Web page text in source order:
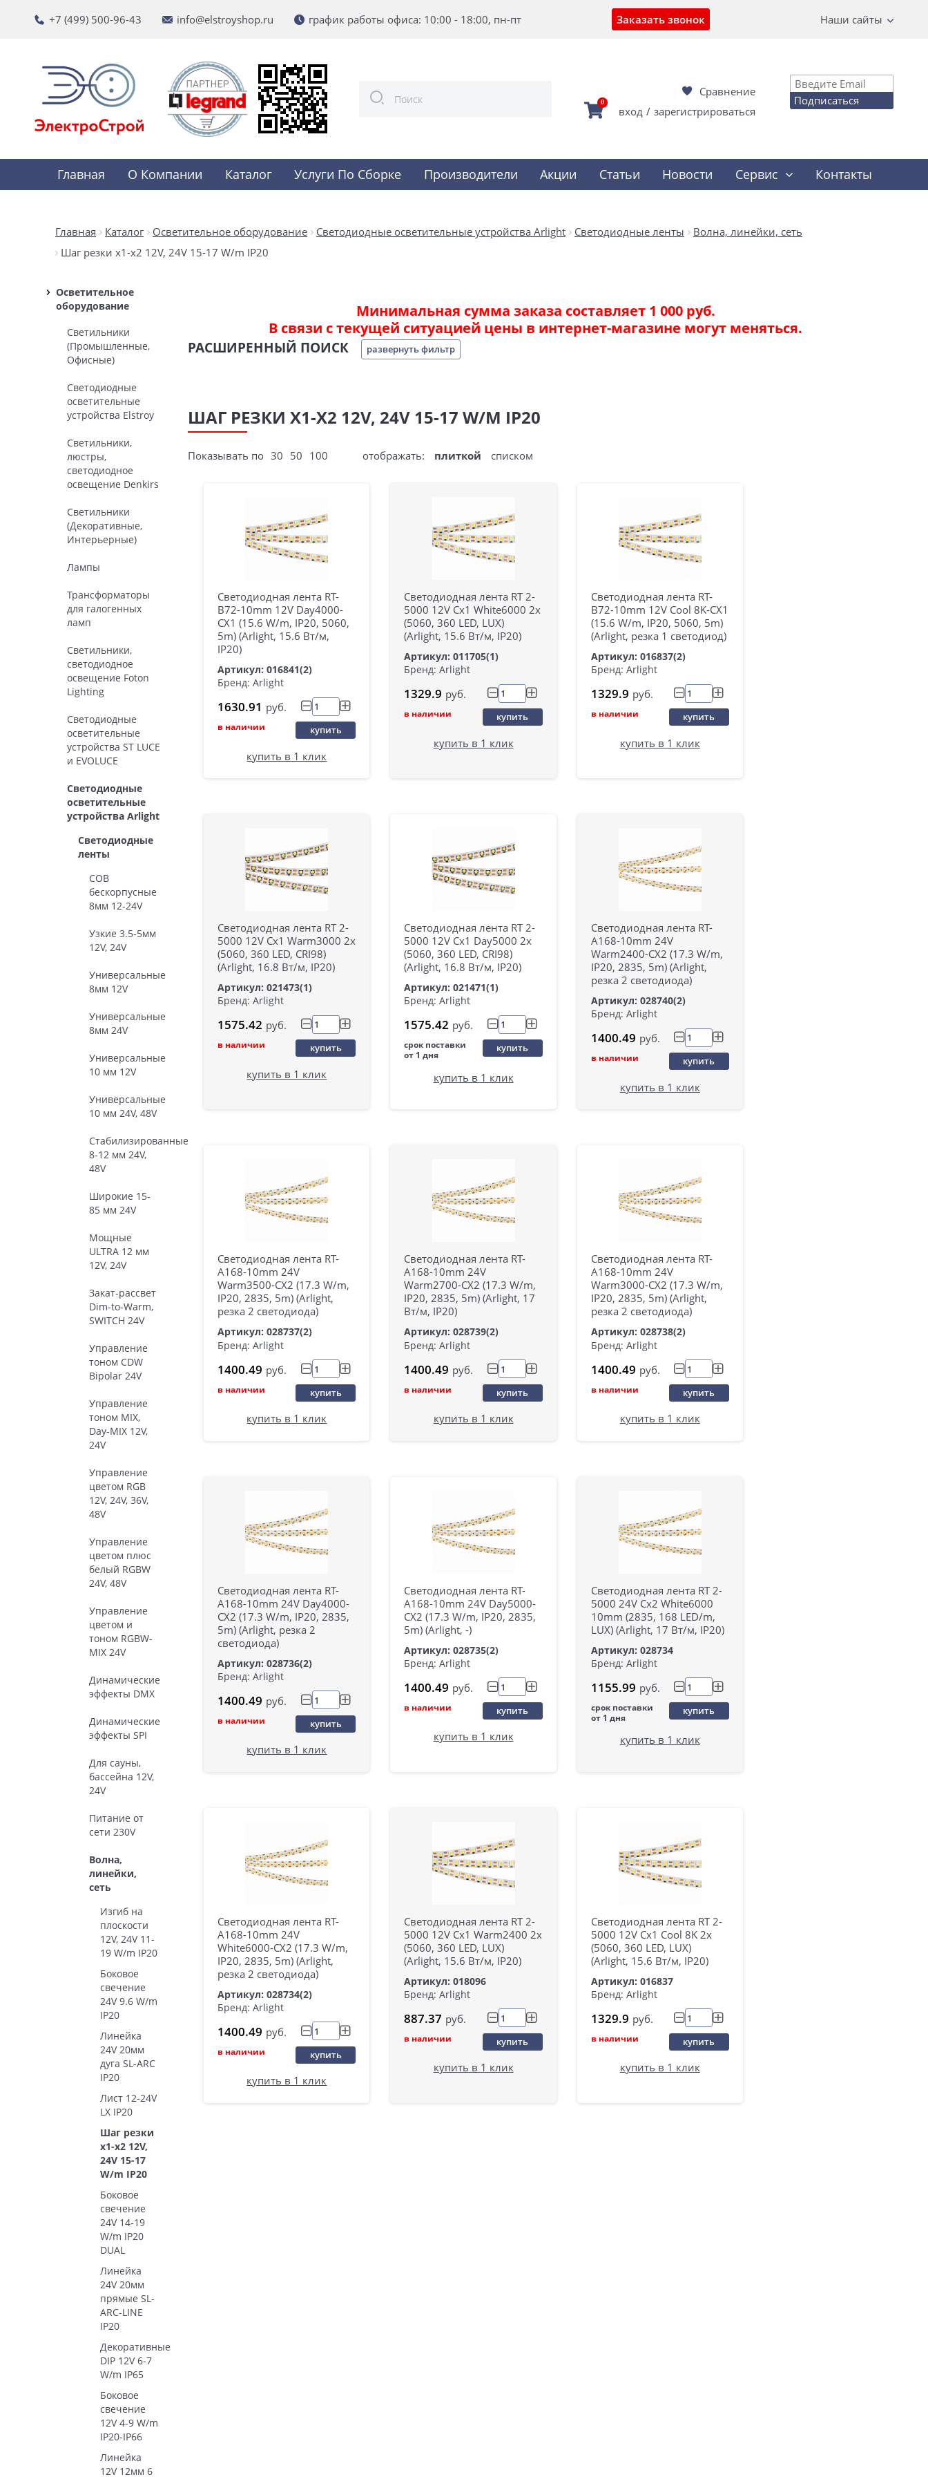
+7 (499) 500-96-43 info@elstroyshop.ru график работы офиса: 10:00 - 18:00, пн-пт Заказать звонок Наши сайты
Сравнение
0
вход / зарегистрироваться
Подписаться
Главная О Компании Каталог Услуги По Сборке Производители Акции Статьи Новости Сервис Контакты
Главная Каталог Осветительное оборудование Светодиодные осветительные устройства Arlight Светодиодные ленты
Волна, линейки, сеть
Шаг резки х1-x2 12V, 24V 15-17 W/m IP20
Осветительное
оборудование
Светильники
(Промышленные,
Офисные)
Светодиодные
осветительные
устройства Elstroy
Светильники,
люстры,
светодиодное
освещение Denkirs
Светильники
(Декоративные,
Интерьерные)
Лампы
Трансформаторы
для галогенных
ламп
Светильники,
светодиодное
освещение Foton
Lighting
Светодиодные
осветительные
устройства ST LUCE
и EVOLUCE
Светодиодные
осветительные
устройства Arlight
Светодиодные
ленты
COB
бескорпусные
8мм 12-24V
Узкие 3.5-5мм
12V, 24V
Универсальные
8мм 12V
Универсальные
8мм 24V
Универсальные
10 мм 12V
Универсальные
10 мм 24V, 48V
Стабилизированные
8-12 мм 24V,
48V
Широкие 15-
85 мм 24V
Мощные
ULTRA 12 мм
12V, 24V
Закат-рассвет
Dim-to-Warm,
SWITCH 24V
Управление
тоном CDW
Bipolar 24V
Управление
тоном MIX,
Day-MIX 12V,
24V
Управление
цветом RGB
12V, 24V, 36V,
48V
Управление
цветом плюс
белый RGBW
24V, 48V
Управление
цветом и
тоном RGBW-
MIX 24V
Динамические
эффекты DMX
Динамические
эффекты SPI
Для сауны,
бассейна 12V,
24V
Питание от
сети 230V
Волна,
линейки,
сеть
Изгиб на
плоскости
12V, 24V 11-
19 W/m IP20
Боковое
свечение
24V 9.6 W/m
IP20
Линейка
24V 20мм
дуга SL-ARC
IP20
Лист 12-24V
LX IP20
Шаг резки
х1-x2 12V,
24V 15-17
W/m IP20
Боковое
свечение
24V 14-19
W/m IP20
DUAL
Линейка
24V 20мм
прямые SL-
ARC-LINE
IP20
Декоративные
DIP 12V 6-7
W/m IP65
Боковое
свечение
12V 4-9 W/m
IP20-IP66
Линейка
12V 12мм 6
Минимальная сумма заказа составляет 1 000 руб.
В связи с текущей ситуацией цены в интернет-магазине могут меняться.
РАСШИРЕННЫЙ ПОИСК развернуть фильтр
ШАГ РЕЗКИ Х1-X2 12V, 24V 15-17 W/M IP20
Показывать по 30 50 100 отображать: плиткой списком
Светодиодная лента RT-
B72-10mm 12V Day4000-
CX1 (15.6 W/m, IP20, 5060,
5m) (Arlight, 15.6 Вт/м,
IP20)
Артикул: 016841(2)
Бренд: Arlight
1630.91 руб.
в наличии купить
купить в 1 клик
Светодиодная лента RT 2-
5000 12V Cx1 White6000 2x
(5060, 360 LED, LUX)
(Arlight, 15.6 Вт/м, IP20)
Артикул: 011705(1)
Бренд: Arlight
1329.9 руб.
в наличии купить
купить в 1 клик
Светодиодная лента RT-
B72-10mm 12V Cool 8K-CX1
(15.6 W/m, IP20, 5060, 5m)
(Arlight, резка 1 светодиод)
Артикул: 016837(2)
Бренд: Arlight
1329.9 руб.
в наличии купить
купить в 1 клик
Светодиодная лента RT 2-
5000 12V Cx1 Warm3000 2x
(5060, 360 LED, CRI98)
(Arlight, 16.8 Вт/м, IP20)
Артикул: 021473(1)
Бренд: Arlight
1575.42 руб.
в наличии купить
купить в 1 клик
Светодиодная лента RT 2-
5000 12V Cx1 Day5000 2x
(5060, 360 LED, CRI98)
(Arlight, 16.8 Вт/м, IP20)
Артикул: 021471(1)
Бренд: Arlight
1575.42 руб.
срок поставки
от 1 дня
купить
купить в 1 клик
Светодиодная лента RT-
A168-10mm 24V
Warm2400-CX2 (17.3 W/m,
IP20, 2835, 5m) (Arlight,
резка 2 светодиода)
Артикул: 028740(2)
Бренд: Arlight
1400.49 руб.
в наличии купить
купить в 1 клик
Светодиодная лента RT-
A168-10mm 24V
Warm3500-CX2 (17.3 W/m,
IP20, 2835, 5m) (Arlight,
резка 2 светодиода)
Артикул: 028737(2)
Бренд: Arlight
1400.49 руб.
в наличии купить
купить в 1 клик
Светодиодная лента RT-
A168-10mm 24V
Warm2700-CX2 (17.3 W/m,
IP20, 2835, 5m) (Arlight, 17
Вт/м, IP20)
Артикул: 028739(2)
Бренд: Arlight
1400.49 руб.
в наличии купить
купить в 1 клик
Светодиодная лента RT-
A168-10mm 24V
Warm3000-CX2 (17.3 W/m,
IP20, 2835, 5m) (Arlight,
резка 2 светодиода)
Артикул: 028738(2)
Бренд: Arlight
1400.49 руб.
в наличии купить
купить в 1 клик
Светодиодная лента RT-
A168-10mm 24V Day4000-
CX2 (17.3 W/m, IP20, 2835,
5m) (Arlight, резка 2
светодиода)
Артикул: 028736(2)
Бренд: Arlight
1400.49 руб.
в наличии купить
купить в 1 клик
Светодиодная лента RT-
A168-10mm 24V Day5000-
CX2 (17.3 W/m, IP20, 2835,
5m) (Arlight, -)
Артикул: 028735(2)
Бренд: Arlight
1400.49 руб.
в наличии купить
купить в 1 клик
Светодиодная лента RT 2-
5000 24V Cx2 White6000
10mm (2835, 168 LED/m,
LUX) (Arlight, 17 Вт/м, IP20)
Артикул: 028734
Бренд: Arlight
1155.99 руб.
срок поставки
от 1 дня
купить
купить в 1 клик
Светодиодная лента RT-
A168-10mm 24V
White6000-CX2 (17.3 W/m,
IP20, 2835, 5m) (Arlight,
резка 2 светодиода)
Артикул: 028734(2)
Бренд: Arlight
1400.49 руб.
в наличии купить
купить в 1 клик
Светодиодная лента RT 2-
5000 12V Cx1 Warm2400 2x
(5060, 360 LED, LUX)
(Arlight, 15.6 Вт/м, IP20)
Артикул: 018096
Бренд: Arlight
887.37 руб.
в наличии купить
купить в 1 клик
Светодиодная лента RT 2-
5000 12V Cx1 Cool 8K 2x
(5060, 360 LED, LUX)
(Arlight, 15.6 Вт/м, IP20)
Артикул: 016837
Бренд: Arlight
1329.9 руб.
в наличии купить
купить в 1 клик